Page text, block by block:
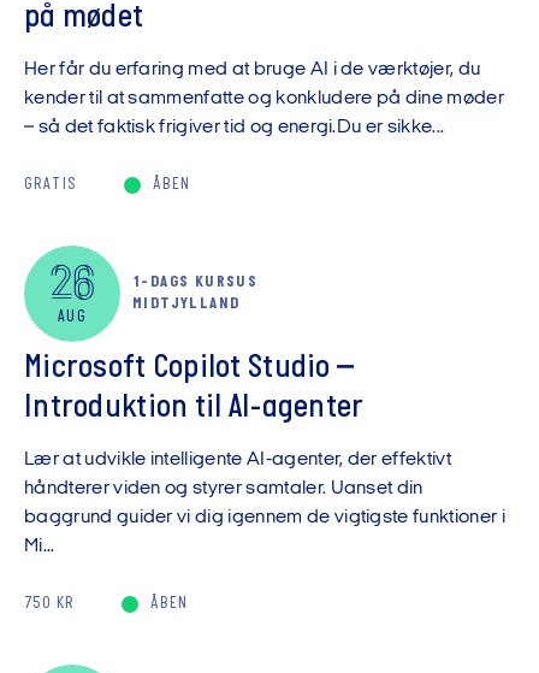
på mødet
Her får du erfaring med at bruge AI i de værktøjer, du
kender til at sammenfatte og konkludere på dine møder
– så det faktisk frigiver tid og energi.Du er sikke...
GRATIS ÅBEN
26
AUG
1-DAGS KURSUS
MIDTJYLLAND
Microsoft Copilot Studio –
Introduktion til AI-agenter
Lær at udvikle intelligente AI-agenter, der effektivt
håndterer viden og styrer samtaler. Uanset din
baggrund guider vi dig igennem de vigtigste funktioner i
Mi...
750 KR ÅBEN